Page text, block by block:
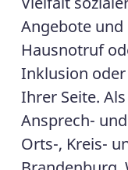
Angebote
Hausnotruf
Inklusion
Ihrer Seite.
Ansprech-
Orts-, Kreis-